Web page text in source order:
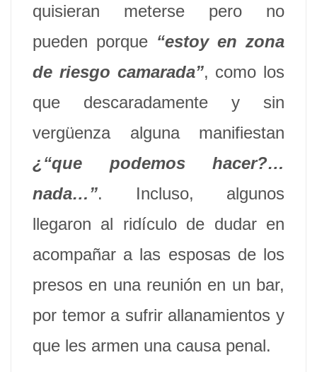
quisieran meterse pero no
pueden porque “estoy en zona
de riesgo camarada”, como los
que descaradamente y sin
vergüenza alguna manifiestan
¿“que podemos hacer?…
nada…”. Incluso, algunos
llegaron al ridículo de dudar en
acompañar a las esposas de los
presos en una reunión en un bar,
por temor a sufrir allanamientos y
que les armen una causa penal.